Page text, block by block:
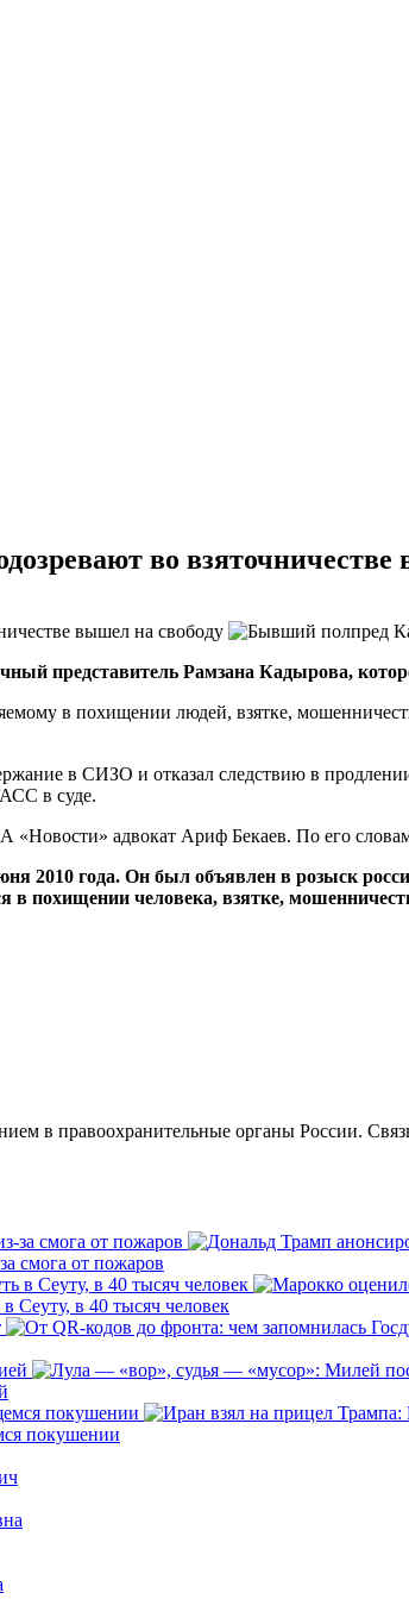
во взяточничестве
представитель Рамзана Кадырова,
в похищении людей, взятке,
в СИЗО и отказал следствию в
в суде.
«Новости» адвокат Ариф Бекаев. По его
2010 года. Он был объявлен в розыск
похищении человека, взятке,
в правоохранительные органы России.
смога от пожаров
Сеуту, в 40 тысяч человек
покушении